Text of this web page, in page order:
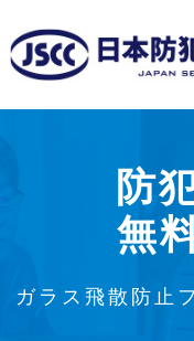
防
無
ガラス飛散防止